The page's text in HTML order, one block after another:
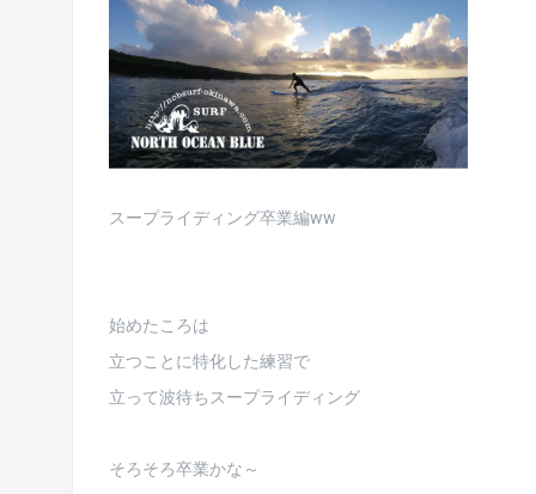
スープライディング卒業編ww
始めたころは
立つことに特化した練習で
立って波待ちスープライディング
そろそろ卒業かな～